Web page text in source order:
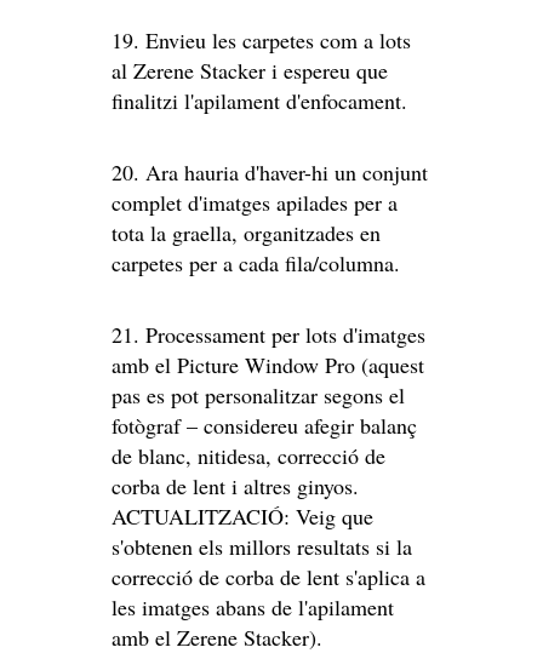
19. Envieu les carpetes com a lots
al Zerene Stacker i espereu que
finalitzi l'apilament d'enfocament.
20. Ara hauria d'haver-hi un conjunt
complet d'imatges apilades per a
tota la graella, organitzades en
carpetes per a cada fila/columna.
21. Processament per lots d'imatges
amb el Picture Window Pro (aquest
pas es pot personalitzar segons el
fotògraf – considereu afegir balanç
de blanc, nitidesa, correcció de
corba de lent i altres ginyos.
ACTUALITZACIÓ: Veig que
s'obtenen els millors resultats si la
correcció de corba de lent s'aplica a
les imatges abans de l'apilament
amb el Zerene Stacker).